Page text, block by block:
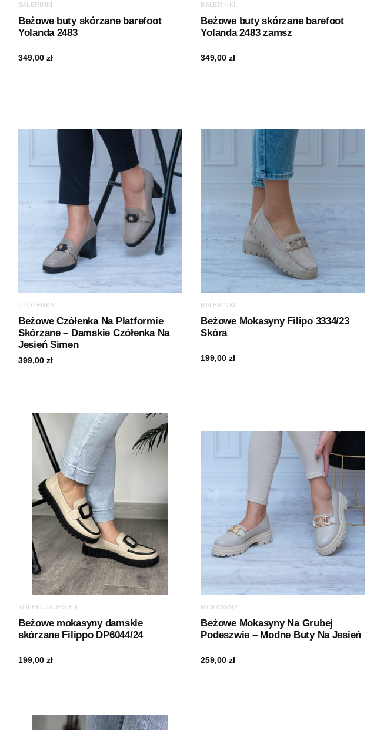
BALERINKI
Beżowe buty skórzane barefoot
Yolanda 2483
349,00 zł
BALERINKI
Beżowe buty skórzane barefoot
Yolanda 2483 zamsz
349,00zł
CZÓŁENKA
Beżowe Czółenka Na Platformie
Skórzane – Damskie Czółenka Na
Jesień Simen
399,00 zł
BALERINKI
Beżowe Mokasyny Filipo 3334/23
Skóra
199,00zł
KOLEKCJA JESIEŃ
Beżowe mokasyny damskie
skórzane Filippo DP6044/24
199,00 zł
MOKASYNY
Beżowe Mokasyny Na Grubej
Podeszwie – Modne Buty Na Jesień
259,00zł